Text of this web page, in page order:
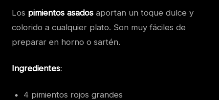
Los pimientos asados aportan un toque dulce y
colorido a cualquier plato. Son muy fáciles de
preparar en horno o sartén.
Ingredientes:
4 pimientos rojos grandes